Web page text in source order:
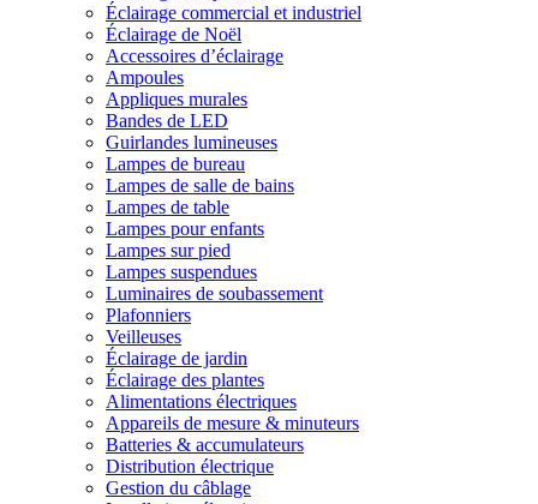
Éclairage commercial et industriel
Éclairage de Noël
Accessoires d’éclairage
Ampoules
Appliques murales
Bandes de LED
Guirlandes lumineuses
Lampes de bureau
Lampes de salle de bains
Lampes de table
Lampes pour enfants
Lampes sur pied
Lampes suspendues
Luminaires de soubassement
Plafonniers
Veilleuses
Éclairage de jardin
Éclairage des plantes
Alimentations électriques
Appareils de mesure & minuteurs
Batteries & accumulateurs
Distribution électrique
Gestion du câblage